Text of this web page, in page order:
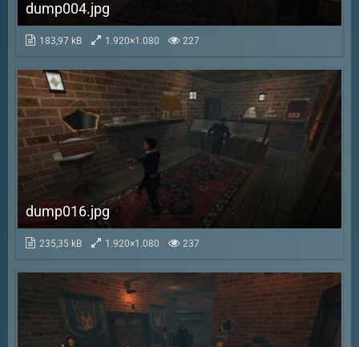
dump004.jpg
183,97 kB 1.920×1.080 227
dump016.jpg
235,35 kB 1.920×1.080 237